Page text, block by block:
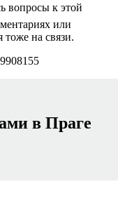
вопросы к этой
или
тоже на связи.
в Праге